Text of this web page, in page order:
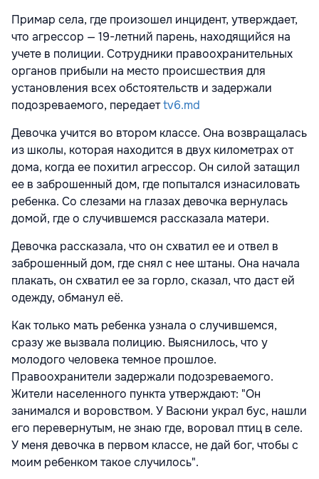
Примар села, где произошел инцидент, утверждает,
что агрессор — 19-летний парень, находящийся на
учете в полиции. Сотрудники правоохранительных
органов прибыли на место происшествия для
установления всех обстоятельств и задержали
подозреваемого, передаетtv6.md
Девочка учится во втором классе. Она возвращалась
из школы, которая находится в двух километрах от
дома, когда ее похитил агрессор. Он силой затащил
ее в заброшенный дом, где попытался изнасиловать
ребенка. Со слезами на глазах девочка вернулась
домой, где о случившемся рассказала матери.
Девочка рассказала, что он схватил ее и отвел в
заброшенный дом, где снял с нее штаны. Она начала
плакать, он схватил ее за горло, сказал, что даст ей
одежду, обманул её.
Как только мать ребенка узнала о случившемся,
сразу же вызвала полицию. Выяснилось, что у
молодого человека темное прошлое.
Правоохранители задержали подозреваемого.
Жители населенного пункта утверждают: "Он
занимался и воровством. У Васюни украл бус, нашли
его перевернутым, не знаю где, воровал птиц в селе.
У меня девочка в первом классе, не дай бог, чтобы с
моим ребенком такое случилось".